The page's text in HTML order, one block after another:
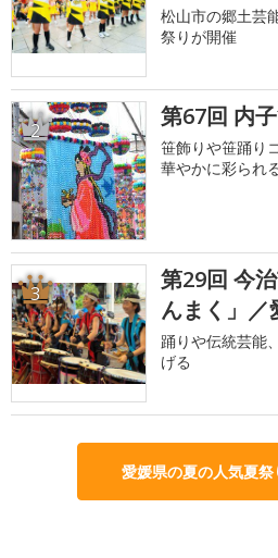
松山市の郷土芸
祭りが開催
2 第67回 内
笹飾りや笹踊り
華やかに彩られ
3
第29回 今
んまく」／
踊りや伝統芸能
げる
愛媛県の夏の人気夏